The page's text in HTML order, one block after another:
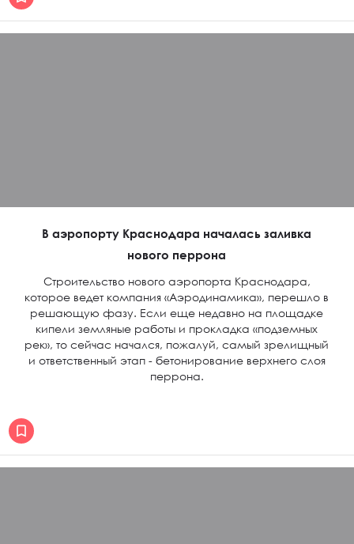
В аэропорту Краснодара началась заливка
нового перрона
Строительство нового аэропорта Краснодара,
которое ведет компания «Аэродинамика», перешло в
решающую фазу. Если еще недавно на площадке
кипели земляные работы и прокладка «подземных
рек», то сейчас начался, пожалуй, самый зрелищный
и ответственный этап - бетонирование верхнего слоя
перрона.